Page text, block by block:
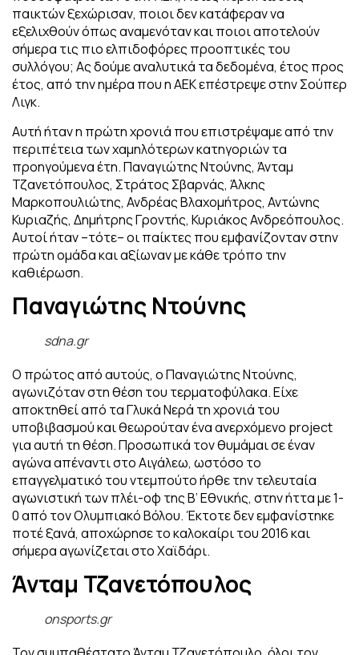
παικτών ξεχώρισαν, ποιοι δεν κατάφεραν να
εξελιχθούν όπως αναμενόταν και ποιοι αποτελούν
σήμερα τις πιο ελπιδοφόρες προοπτικές του
συλλόγου; Ας δούμε αναλυτικά τα δεδομένα, έτος προς
έτος, από την ημέρα που η ΑΕΚ επέστρεψε στην Σούπερ
Λιγκ.
Αυτή ήταν η πρώτη χρονιά που επιστρέψαμε από την
περιπέτεια των χαμηλότερων κατηγοριών τα
προηγούμενα έτη. Παναγιώτης Ντούνης, Άνταμ
Τζανετόπουλος, Στράτος Σβαρνάς, Άλκης
Μαρκοπουλιώτης, Ανδρέας Βλαχομήτρος, Αντώνης
Κυριαζής, Δημήτρης Γροντής, Κυριάκος Ανδρεόπουλος.
Αυτοί ήταν –τότε– οι παίκτες που εμφανίζονταν στην
πρώτη ομάδα και αξίωναν με κάθε τρόπο την
καθιέρωση.
Παναγιώτης Ντούνης
sdna.gr
Ο πρώτος από αυτούς, ο Παναγιώτης Ντούνης,
αγωνιζόταν στη θέση του τερματοφύλακα. Είχε
αποκτηθεί από τα Γλυκά Νερά τη χρονιά του
υποβιβασμού και θεωρούταν ένα ανερχόμενο project
για αυτή τη θέση. Προσωπικά τον θυμάμαι σε έναν
αγώνα απέναντι στο Αιγάλεω, ωστόσο το
επαγγελματικό του ντεμπούτο ήρθε την τελευταία
αγωνιστική των πλέι-οφ της Β’ Εθνικής, στην ήττα με 1-
0 από τον Ολυμπιακό Βόλου. Έκτοτε δεν εμφανίστηκε
ποτέ ξανά, αποχώρησε το καλοκαίρι του 2016 και
σήμερα αγωνίζεται στο Χαϊδάρι.
Άνταμ Τζανετόπουλος
onsports.gr